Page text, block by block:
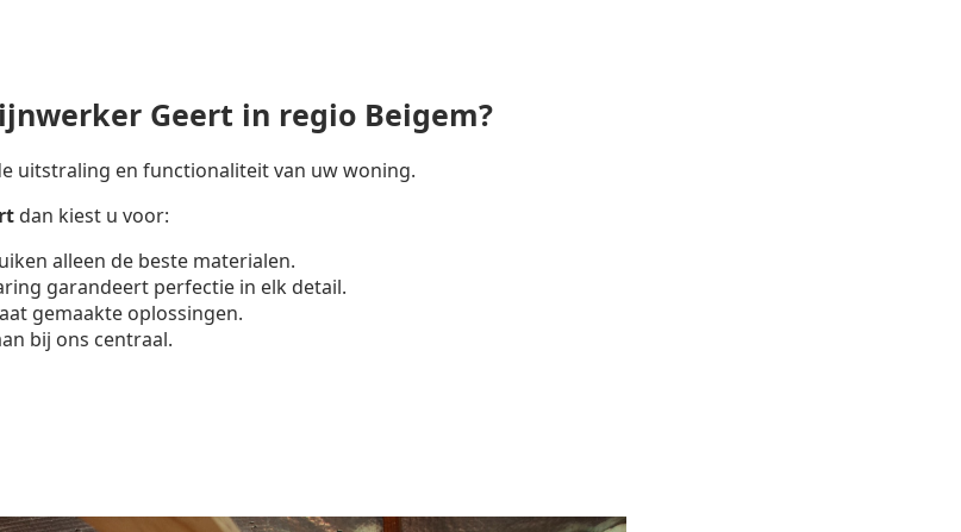
Geert in regio Beigem?
uitstraling en functionaliteit van uw woning.
dan kiest u voor:
alleen de beste materialen.
garandeert perfectie in elk detail.
gemaakte oplossingen.
bij ons centraal.